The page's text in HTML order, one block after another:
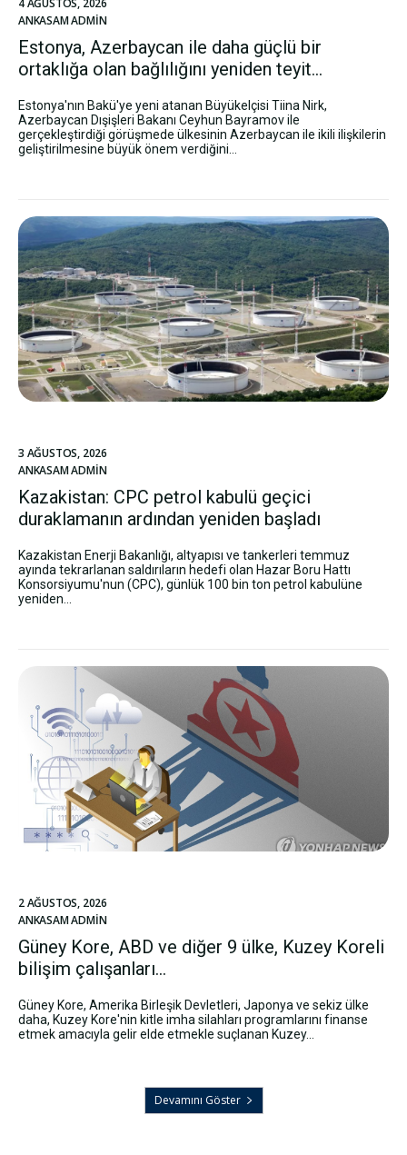
4 AĞUSTOS, 2026
ANKASAM ADMIN
Estonya, Azerbaycan ile daha güçlü bir
ortaklığa olan bağlılığını yeniden teyit...
Estonya'nın Bakü'ye yeni atanan Büyükelçisi Tiina Nirk,
Azerbaycan Dışişleri Bakanı Ceyhun Bayramov ile
gerçekleştirdiği görüşmede ülkesinin Azerbaycan ile ikili ilişkilerin
geliştirilmesine büyük önem verdiğini...
3 AĞUSTOS, 2026
ANKASAM ADMIN
Kazakistan: CPC petrol kabulü geçici
duraklamanın ardından yeniden başladı
Kazakistan Enerji Bakanlığı, altyapısı ve tankerleri temmuz
ayında tekrarlanan saldırıların hedefi olan Hazar Boru Hattı
Konsorsiyumu'nun (CPC), günlük 100 bin ton petrol kabulüne
yeniden...
2 AĞUSTOS, 2026
ANKASAM ADMIN
Güney Kore, ABD ve diğer 9 ülke, Kuzey Koreli
bilişim çalışanları...
Güney Kore, Amerika Birleşik Devletleri, Japonya ve sekiz ülke
daha, Kuzey Kore'nin kitle imha silahları programlarını finanse
etmek amacıyla gelir elde etmekle suçlanan Kuzey...
Devamını Göster